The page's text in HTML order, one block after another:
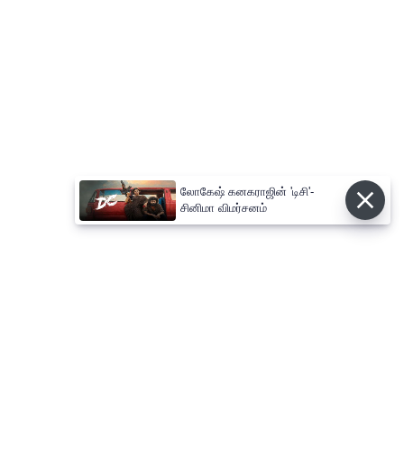
லோகேஷ் கனகராஜின் 'டிசி'-
சினிமா விமர்சனம்